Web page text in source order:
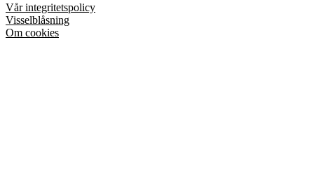
Vår integritetspolicy
Visselblåsning
Om cookies